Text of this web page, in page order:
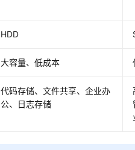
HDD
大容量、低成本
代码存储、文件共享、企业办
公、日志存储